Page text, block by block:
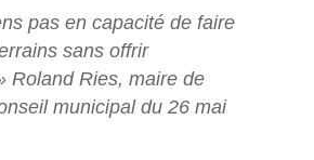
pas en capacité de faire
sans offrir
Roland Ries, maire de
municipal du 26 mai